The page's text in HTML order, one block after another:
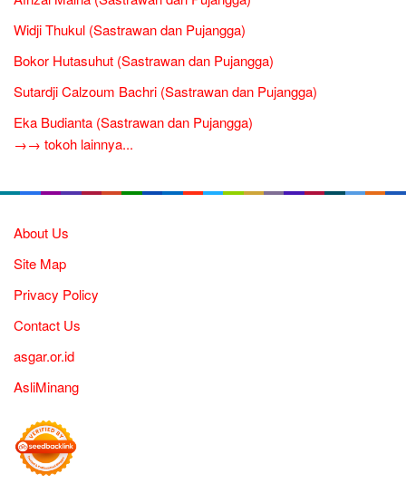
Widji Thukul (Sastrawan dan Pujangga)
Bokor Hutasuhut (Sastrawan dan Pujangga)
Sutardji Calzoum Bachri (Sastrawan dan Pujangga)
Eka Budianta (Sastrawan dan Pujangga)
→→ tokoh lainnya...
About Us
Site Map
Privacy Policy
Contact Us
asgar.or.id
AsliMinang